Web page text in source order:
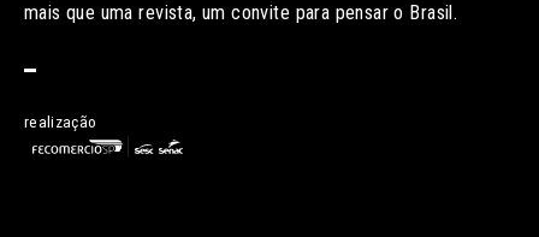
mais que uma revista, um convite para pensar o Brasil.
realização